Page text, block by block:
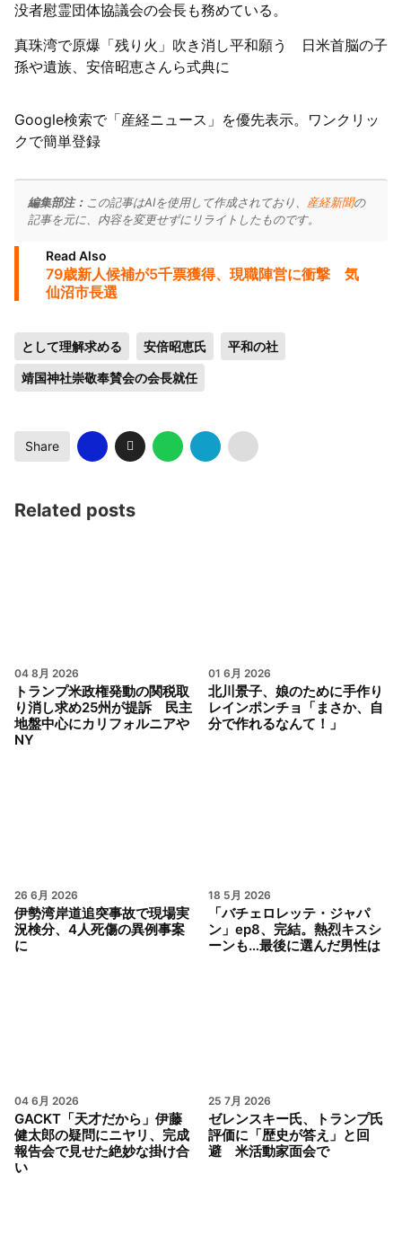
没者慰霊団体協議会の会長も務めている。
真珠湾で原爆「残り火」吹き消し平和願う 日米首脳の子
孫や遺族、安倍昭恵さんら式典に
Google検索で「産経ニュース」を優先表示。ワンクリッ
クで簡単登録
編集部注： この記事はAIを使用して作成されており、 産経新聞の
記事を元に、内容を変更せずにリライトしたものです。
Read Also
79歳新人候補が5千票獲得、現職陣営に衝撃 気
仙沼市長選
として理解求める 安倍昭恵氏 平和の社
靖国神社崇敬奉賛会の会長就任
Share
Related posts
04 8月 2026
トランプ米政権発動の関税取
り消し求め25州が提訴 民主
地盤中心にカリフォルニアや
NY
01 6月 2026
北川景子、娘のために手作り
レインポンチョ「まさか、自
分で作れるなんて！」
26 6月 2026
伊勢湾岸道追突事故で現場実
況検分、4人死傷の異例事案
に
18 5月 2026
「バチェロレッテ・ジャパ
ン」ep8、完結。熱烈キスシ
ーンも…最後に選んだ男性は
04 6月 2026
GACKT「天才だから」伊藤
健太郎の疑問にニヤリ、完成
報告会で見せた絶妙な掛け合
い
25 7月 2026
ゼレンスキー氏、トランプ氏
評価に「歴史が答え」と回
避 米活動家面会で